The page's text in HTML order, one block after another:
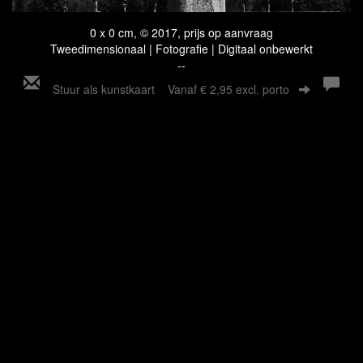
0 x 0 cm, © 2017, prijs op aanvraag
Tweedimensionaal | Fotografie | Digitaal onbewerkt
--
Stuur als kunstkaart Vanaf € 2,95 excl. porto